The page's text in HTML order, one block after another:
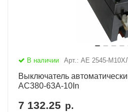
В наличии Арт.: АЕ 2545-
Выключатель
AC380-63А-10In
7 132.25 р.